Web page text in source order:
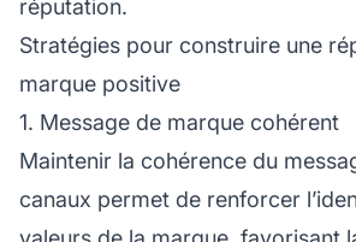
réputation.
Stratégies pour construire une
marque positive
1. Message de marque cohérent
Maintenir la cohérence du
canaux permet de renforcer